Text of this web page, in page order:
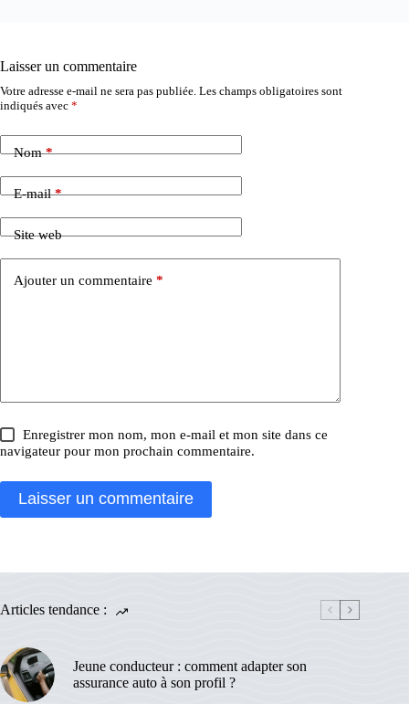
Laisser un commentaire
Votre adresse e-mail ne sera pas publiée. Les champs obligatoires sont
indiqués avec *
Nom*
E-mail*
Site web
Ajouter un commentaire *
Enregistrer mon nom, mon e-mail et mon site dans ce
navigateur pour mon prochain commentaire.
Laisser un commentaire
Articles tendance :
Jeune conducteur : comment adapter son
assurance auto à son profil ?